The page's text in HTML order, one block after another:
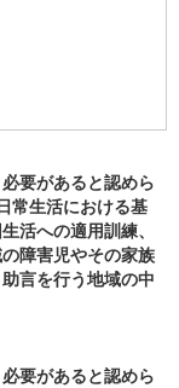
要があると認めら
常生活における基
活への適用訓練、
障害児やその家族
言を行う地域の中
要があると認めら